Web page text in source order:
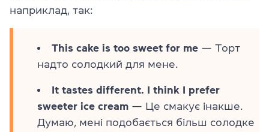
наприклад, так:
This cake is too sweet for me — Торт
надто солодкий для мене.
It tastes different. I think I prefer
sweeter ice cream — Це смакує інакше.
Думаю, мені подобається більш солодке